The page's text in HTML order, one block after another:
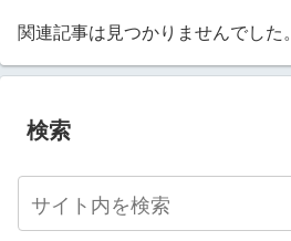
関連記事は見つかりませんでした。
検索